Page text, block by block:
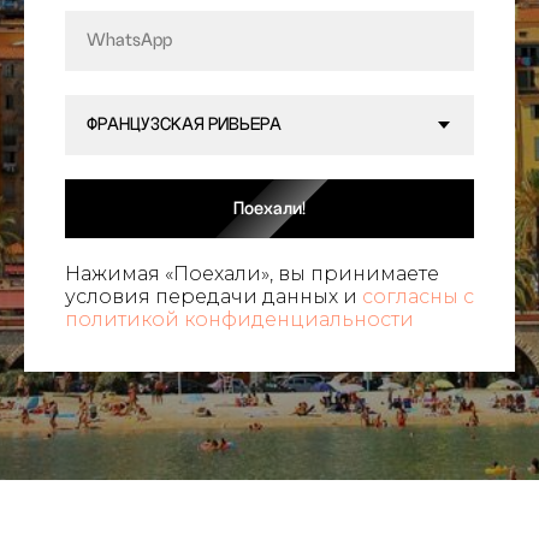
Поехали!
Нажимая «Поехали», вы принимаете
условия передачи данных и согласны с
политикой конфиденциальности